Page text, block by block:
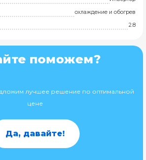
охлаждение и обогрев
2.8
поможем?
лучшее решение по оптимальной
цене
Да, давайте!